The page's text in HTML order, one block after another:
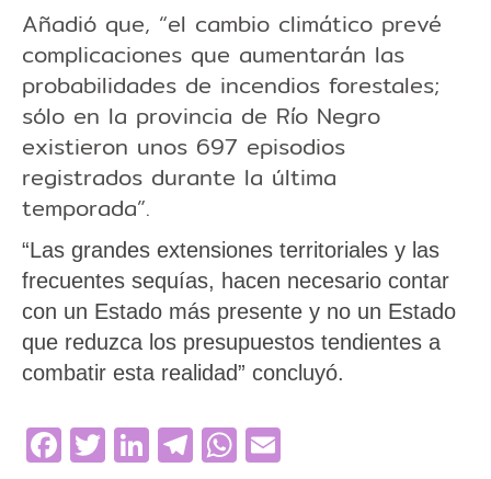
Añadió que, “el cambio climático prevé
complicaciones que aumentarán las
probabilidades de incendios forestales;
sólo en la provincia de Río Negro
existieron unos 697 episodios
registrados durante la última
temporada”.
“Las grandes extensiones territoriales y las
frecuentes sequías, hacen necesario contar
con un Estado más presente y no un Estado
que reduzca los presupuestos tendientes a
combatir esta realidad” concluyó.
Facebook
Twitter
LinkedIn
Telegram
WhatsApp